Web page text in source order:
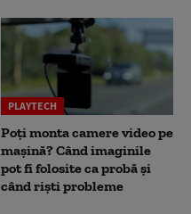
PLAYTECH
Poți monta camere video pe
mașină? Când imaginile
pot fi folosite ca probă și
când riști probleme